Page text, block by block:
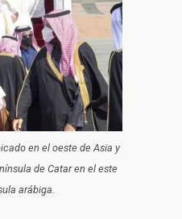
en el oeste de Asia y
de Catar en el este
arábiga.